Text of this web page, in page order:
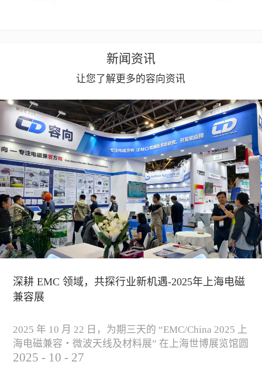
新闻资讯
让您了解更多的容向资讯
深耕 EMC 领域，共探行业新机遇-2025年上海电磁
兼容展
2025 年 10 月 22 日，为期三天的 “EMC/China 2025 上
海电磁兼容・微波天线及材料展” 在上海世博展览馆圆
满落下帷幕。作为电磁兼容领域的行业盛会，本届展
2025 - 10 - 27